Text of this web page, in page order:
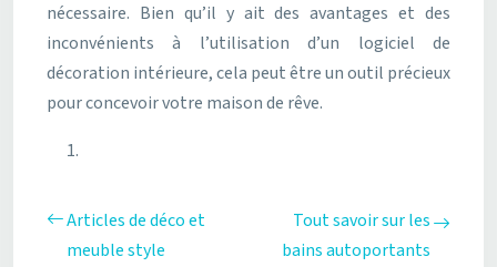
nécessaire. Bien qu’il y ait des avantages et des
inconvénients à l’utilisation d’un logiciel de
décoration intérieure, cela peut être un outil précieux
pour concevoir votre maison de rêve.
Articles de déco et
meuble style
Tout savoir sur les
bains autoportants